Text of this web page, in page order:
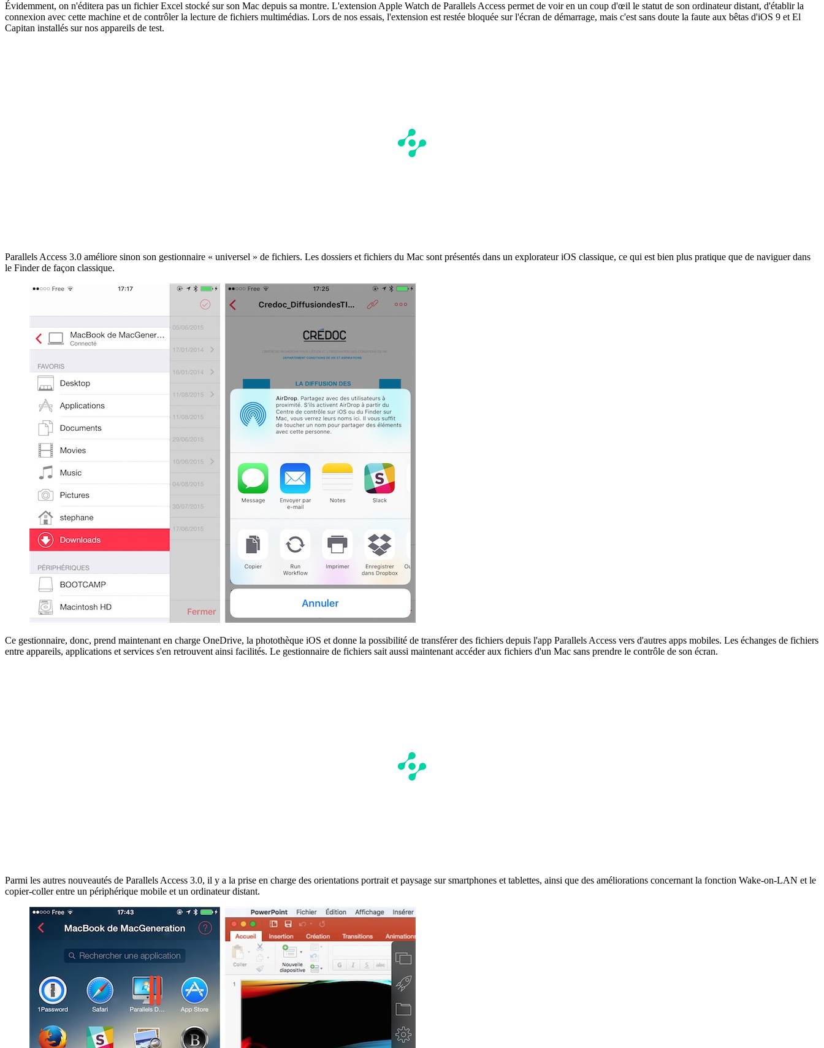
Évidemment, on n'éditera pas un fichier Excel stocké sur son Mac depuis sa montre. L'extension Apple Watch de Parallels Access permet de voir en un coup d'œil le statut de son ordinateur distant, d'établir la
connexion avec cette machine et de contrôler la lecture de fichiers multimédias. Lors de nos essais, l'extension est restée bloquée sur l'écran de démarrage, mais c'est sans doute la faute aux bêtas d'iOS 9 et El
Capitan installés sur nos appareils de test.
Parallels Access 3.0 améliore sinon son gestionnaire « universel » de fichiers. Les dossiers et fichiers du Mac sont présentés dans un explorateur iOS classique, ce qui est bien plus pratique que de naviguer dans
le Finder de façon classique.
Ce gestionnaire, donc, prend maintenant en charge OneDrive, la photothèque iOS et donne la possibilité de transférer des fichiers depuis l'app Parallels Access vers d'autres apps mobiles. Les échanges de fichiers
entre appareils, applications et services s'en retrouvent ainsi facilités. Le gestionnaire de fichiers sait aussi maintenant accéder aux fichiers d'un Mac sans prendre le contrôle de son écran.
Parmi les autres nouveautés de Parallels Access 3.0, il y a la prise en charge des orientations portrait et paysage sur smartphones et tablettes, ainsi que des améliorations concernant la fonction Wake-on-LAN et le
copier-coller entre un périphérique mobile et un ordinateur distant.